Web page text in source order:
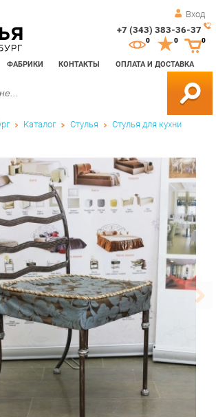
Вход
+7 (343) 383-36-37
ФАБРИКИ КОНТАКТЫ ОПЛАТА И ДОСТАВКА
0 0
Каталог Стулья Стулья для кухни